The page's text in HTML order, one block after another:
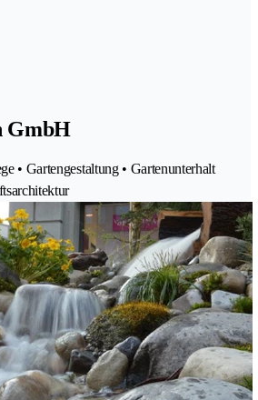
GmbH
• Gartengestaltung • Gartenunterhalt